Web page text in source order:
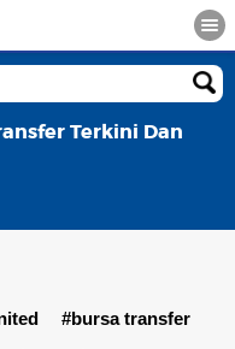
Terkini Dan
#bursa transfer